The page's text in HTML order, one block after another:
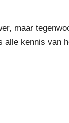
maar
alle kennis van